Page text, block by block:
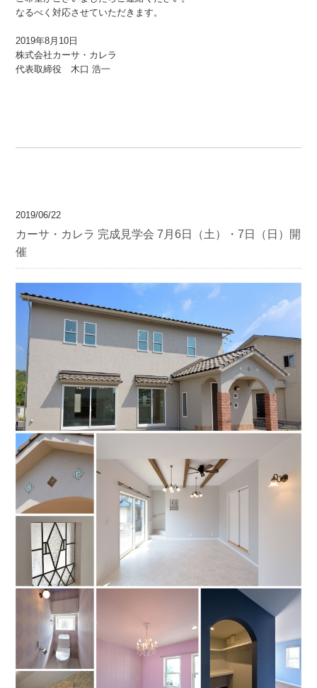
なるべく対応させていただきます。
2019年8月10日
株式会社カーサ・カレラ
代表取締役 木口 浩一
2019/06/22
カーサ・カレラ 完成見学会 7月6日（土）・7日（日）開
催